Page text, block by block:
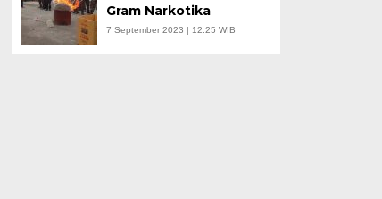
Gram Narkotika
7 September 2023 | 12:25 WIB